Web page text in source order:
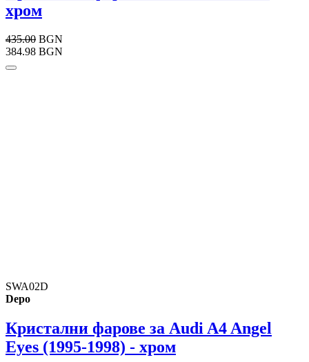
хром
435.00 BGN
384.98 BGN
SWA02D
Depo
Кристални фарове за Audi A4 Angel
Eyes (1995-1998) - хром